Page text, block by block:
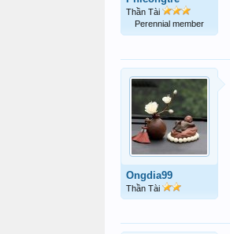
Thần Tài
Perennial member
Ongdia99
Thần Tài